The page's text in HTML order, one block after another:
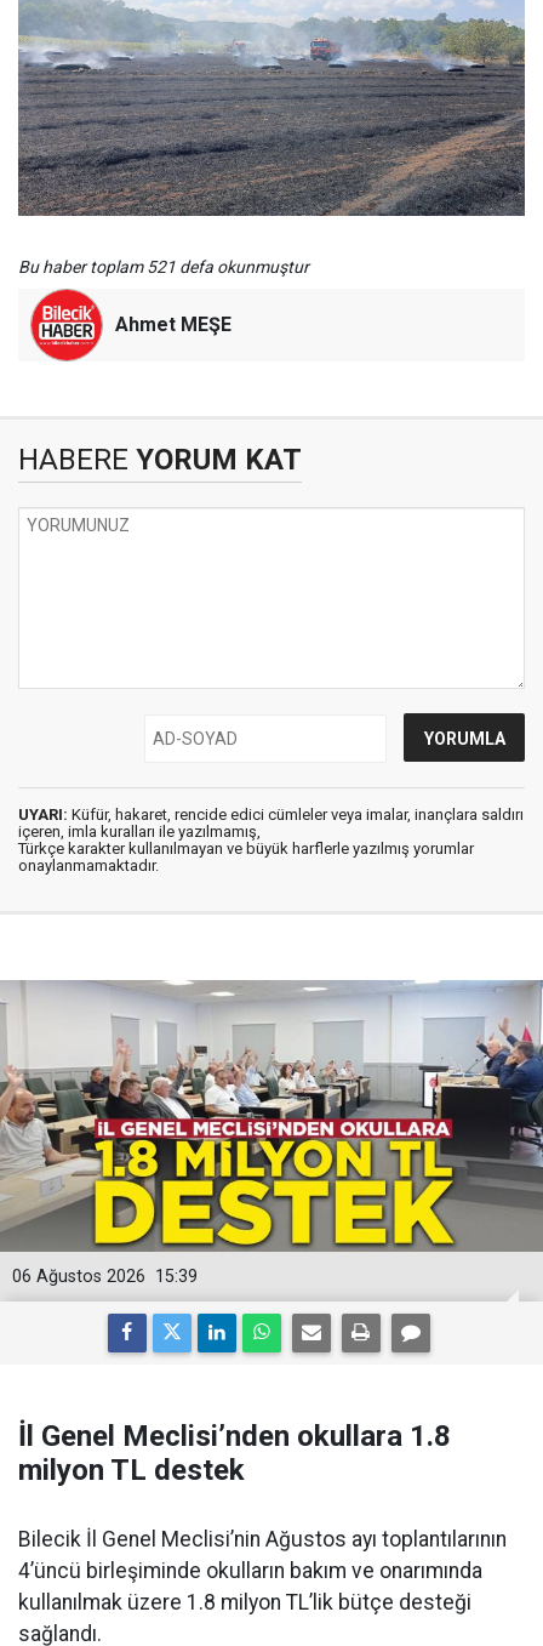
Bu haber toplam 521 defa okunmuştur
Ahmet MEŞE
HABERE YORUM KAT
UYARI: Küfür, hakaret, rencide edici cümleler veya imalar, inançlara saldırı
içeren, imla kuralları ile yazılmamış,
Türkçe karakter kullanılmayan ve büyük harflerle yazılmış yorumlar
onaylanmamaktadır.
15:39
06 Ağustos 2026
İl Genel Meclisi’nden okullara 1.8
milyon TL destek
Bilecik İl Genel Meclisi’nin Ağustos ayı toplantılarının
4’üncü birleşiminde okulların bakım ve onarımında
kullanılmak üzere 1.8 milyon TL’lik bütçe desteği
sağlandı.